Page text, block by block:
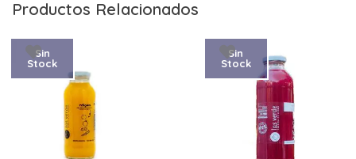
Productos Relacionados
Sin
Stock
Sin
Stock